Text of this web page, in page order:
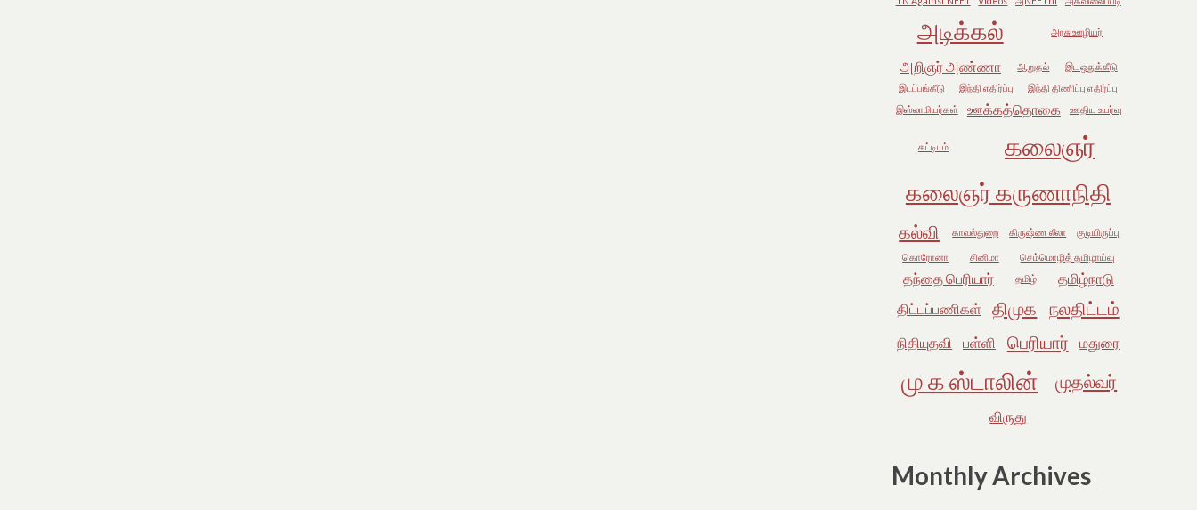
அடிக்கல் அரசு ஊழியர்
அறிஞர் அண்ணா ஆறுதல்
இட ஒதுக்கீடு
இடப்பங்கீடு
இந்தி எதிர்ப்பு
இந்தி திணிப்பு எதிர்ப்பு
இஸ்லாமியர்கள்
ஊக்கத்தொகை ஊதிய உயர்வு
கட்டிடம் கலைஞர்
கலைஞர் கருணாநிதி
கல்வி காவல்துறை கிருஷ்ண லீலா குடியிருப்பு
கொரோனா சினிமா செம்மொழித் தமிழாய்வு
தந்தை பெரியார் தமிழ்
தமிழ்நாடு
திட்டப்பணிகள்
திமுக நலதிட்டம்
நிதியுதவி பள்ளி பெரியார் மதுரை
மு க ஸ்டாலின் முதல்வர்
விருது
Monthly Archives